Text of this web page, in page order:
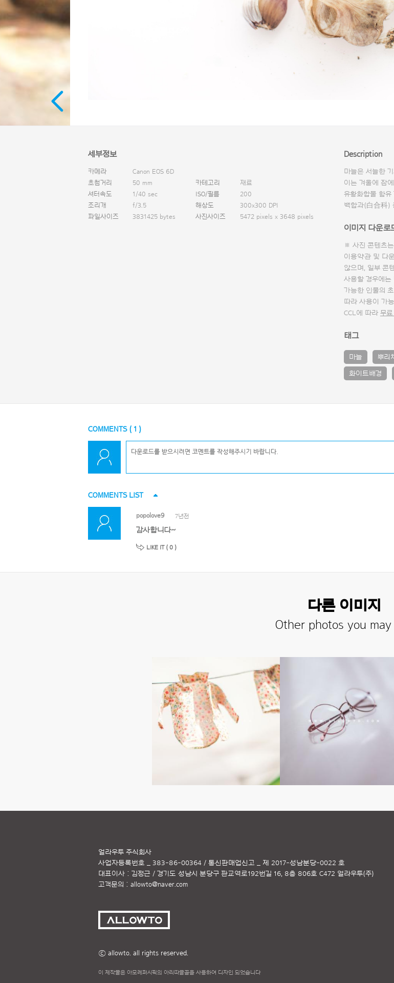
세부정보
카메라
Canon EOS 6D
초첨거리
50 mm 카테고리
재료
셔터속도
1/40 sec ISO/필름
200
조리개
f/3.5 해상도
300x300 DPI
파일사이즈
3831425 bytes 사진사이즈 5472 pixels x 3648 pixels
Description
마늘은 서늘한
이는 겨울에 잠
유황화합물 함유
백합과(白合科)
이미지 다운로
※ 사진 콘텐츠
이용약관 및 다
않으며, 일부 콘
사용할 경우에
가능한 인물의
따라 사용이 가
CCL에 따라 무
태그
마늘 뿌리
화이트배경
COMMENTS ( 1 )
COMMENTS LIST
popolove9 7년전
감사합니다~
LIKE IT ( 0 )
다른 이미지
Other photos you
얼라우투 주식회사
사업자등록번호 _ 383-86-00364 / 통신판매업신고 _ 제 2017-성남분당-0022 호
대표이사 : 김정근 / 경기도 성남시 분당구 판교역로192번길 16, 8층 806호 C472 얼라우투(주)
고객문의 : allowto@naver.com
ⓒ allowto. all rights reserved.
이 제작물은 아모레퍼시픽의 아리따글꼴을 사용하여 디자인 되었습니다